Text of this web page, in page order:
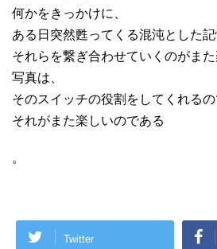
何かをきっかけに、
ある日突然甦ってくる混沌とした
それらを繋ぎ合わせていくのがま
写真は、
そのスイッチの役割をしてくれる
それがまた楽しいのである
。
Twitter